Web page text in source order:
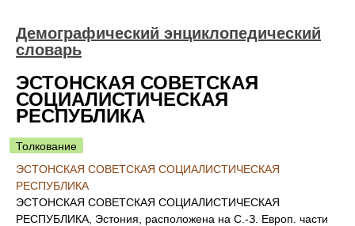
Демографический энциклопедический
словарь
ЭСТOНСКАЯ СОВЕТСКАЯ
СОЦИАЛИСТИЧЕСКАЯ
РЕСПУБЛИКА
Толкование
ЭСТOНСКАЯ СОВЕТСКАЯ СОЦИАЛИСТИЧЕСКАЯ
РЕСПУБЛИКА
ЭСТOНСКАЯ СОВЕТСКАЯ СОЦИАЛИСТИЧЕСКАЯ
РЕСПУБЛИКА, Эстония, расположена на С.-З. Европ. части